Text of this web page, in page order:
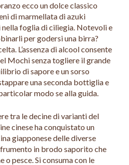
ecco un dolce classico
di marmellata di azuki
foglia di ciliegia. Notevoli e
per godersi una birra?
L’assenza di alcool consente
Mochi senza togliere il grande
di sapore e un sorso
una seconda bottiglia e
modo se alla guida.
tra le decine di varianti del
cinese ha conquistato un
giapponese delle diverse
in brodo saporito che
o pesce. Si consuma con le